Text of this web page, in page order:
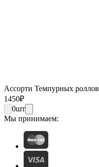
Ассорти Темпурных роллов
1450₽
0шт
Мы принимаем: